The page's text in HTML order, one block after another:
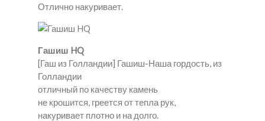
Отлично накуривает.
Гашиш HQ
[Гаш из Голландии] Гашиш-Наша гордость, из
Голландии
отличный по качеству камень
не крошится, греется от тепла рук,
накуривает плотно и на долго.